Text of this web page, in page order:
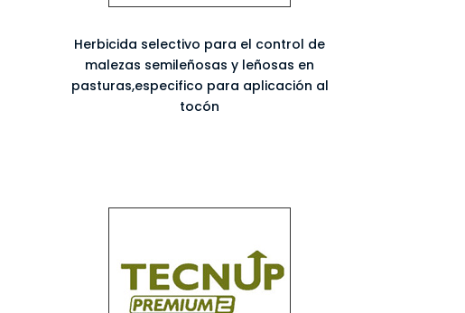
Herbicida selectivo para el control de
malezas semileñosas y leñosas en
pasturas,especifico para aplicación al
tocón